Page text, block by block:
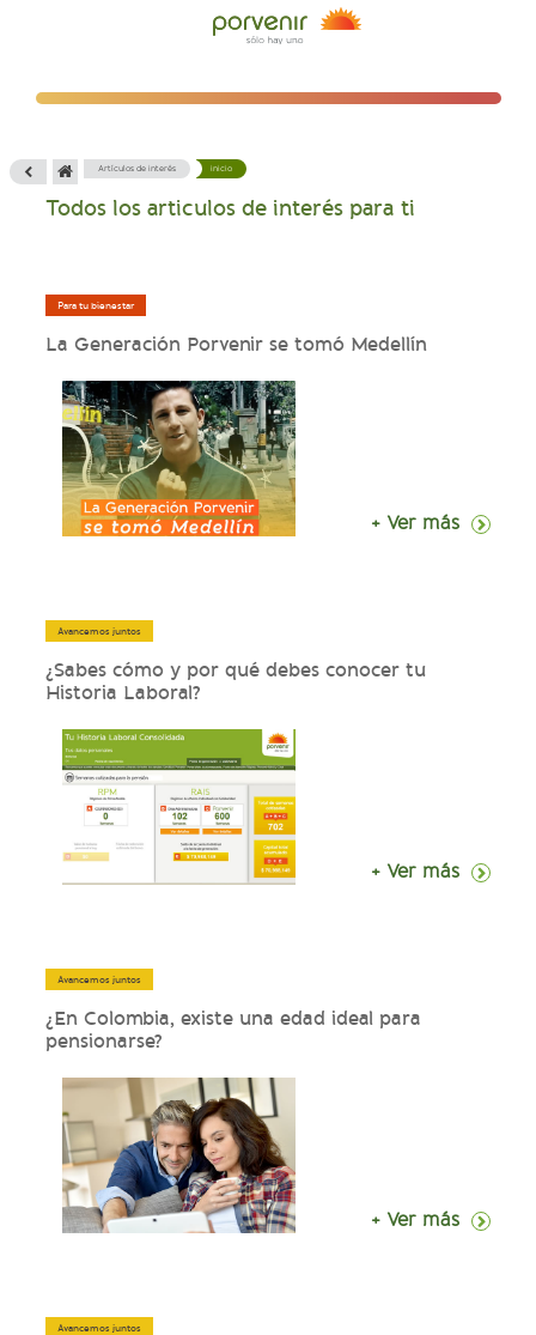
Artículos de interés inicio
Todos los articulos de interés para ti
Para tu bienestar
La Generación Porvenir se tomó Medellín
+ Ver más
Avancemos juntos
¿Sabes cómo y por qué debes conocer tu
Historia Laboral?
+ Ver más
Avancemos juntos
¿En Colombia, existe una edad ideal para
pensionarse?
+ Ver más
Avancemos juntos